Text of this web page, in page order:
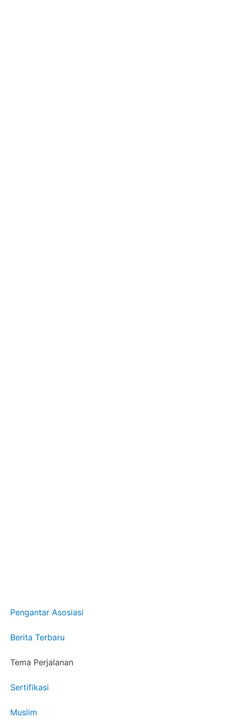
Pengantar Asosiasi
Berita Terbaru
Tema Perjalanan
Sertifikasi
Muslim